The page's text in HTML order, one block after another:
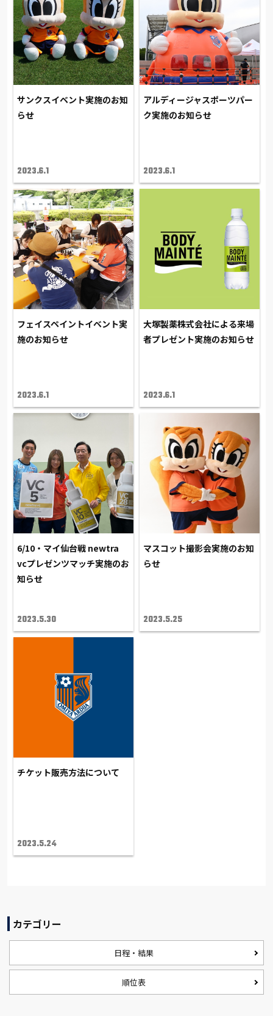
サンクスイベント実施のお知
らせ
2023.6.1
アルディージャスポーツパー
ク実施のお知らせ
2023.6.1
フェイスペイントイベント実
施のお知らせ
2023.6.1
大塚製薬株式会社による来場
者プレゼント実施のお知らせ
2023.6.1
6/10・マイ仙台戦 newtra
vcプレゼンツマッチ実施のお
知らせ
2023.5.30
マスコット撮影会実施のお知
らせ
2023.5.25
チケット販売方法について
2023.5.24
カテゴリー
日程・結果
順位表